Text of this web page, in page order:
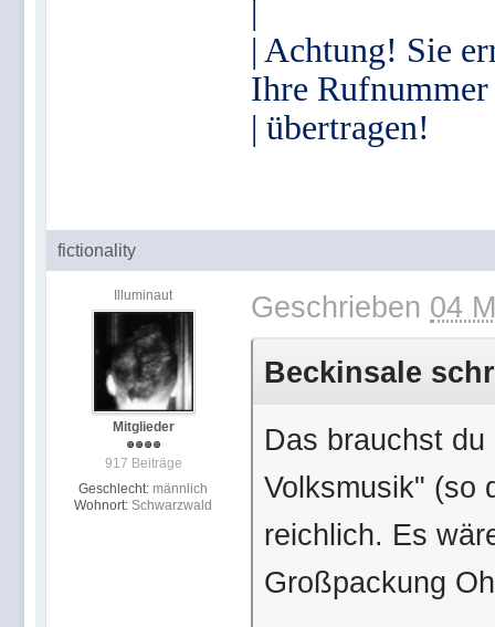
|
| Achtung! Sie
Ihre Rufnummer
| übertragen!
fictionality
Illuminaut
Mitglieder
917 Beiträge
Geschlecht: männlich
Wohnort: Schwarzwald
Geschrieben 04
Beckinsale
Das brauchst
Volksmusik" (so
reichlich. Es
Großpackung